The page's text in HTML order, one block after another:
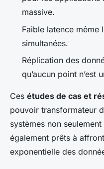
massive.
Faible latence même
simultanées.
Réplication des
qu’aucun point n’est
Ces études de cas et
pouvoir transformateur
systèmes non
également prêts à
exponentielle des